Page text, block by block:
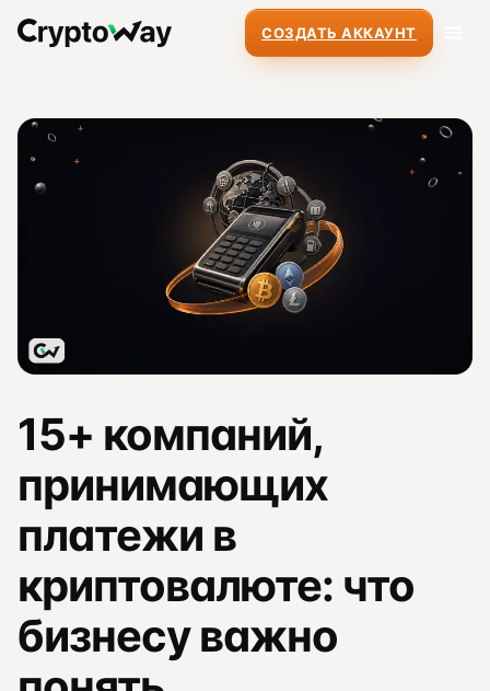
СОЗДАТЬ АККАУНТ
15+ компаний,
принимающих
платежи в
криптовалюте: что
бизнесу важно